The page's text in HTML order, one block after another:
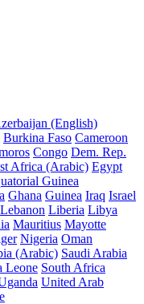
(English)
Burkina Faso Cameroon
Congo Dem. Rep.
Africa (Arabic) Egypt
Guinea
Ghana Guinea Iraq Israel
Lebanon Liberia Libya
Mauritius Mayotte
Nigeria Oman
(Arabic) Saudi Arabia
Leone South Africa
United Arab